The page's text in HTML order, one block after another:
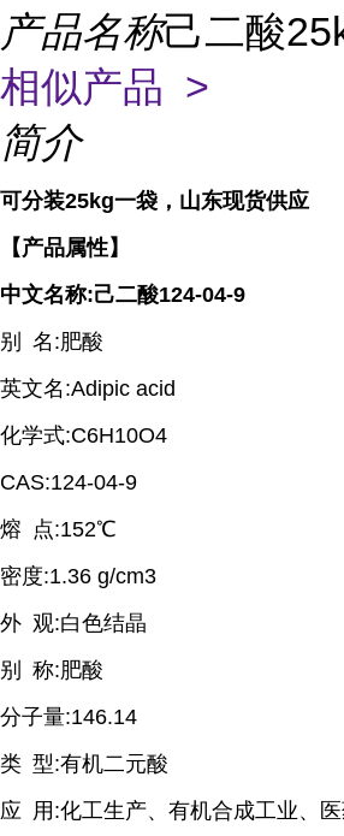
产品名称己二酸
相似产品 >
简介
可分装25kg一袋，山东现货供应
【产品属性】
中文名称:己二酸124-04-9
别
名 :肥酸
英文名 :Adipic acid
化学式:C6H10O4
CAS:124-04-9
熔 点:152℃
密度:1.36 g/cm3
外 观:白色结晶
别
称:肥酸
分子量:146.14
类 型:有机二元酸
应 用 :化工生产、有机合成工业、